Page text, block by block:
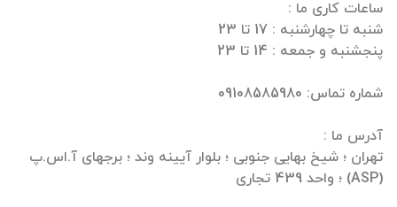
تهران ؛ شیخ بهایی جنوبی ؛ بلوار آیینه وند ؛ برجهای آ.اس.پ
(ASP) ؛ واحد 439 تجاری